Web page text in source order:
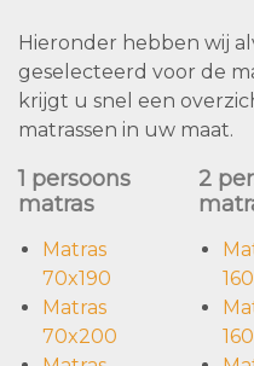
Hieronder hebben wij
geselecteerd voor de
krijgt u snel een
matrassen in uw maat.
1 persoons
matras
Matras
70x190
Matras
70x200
2